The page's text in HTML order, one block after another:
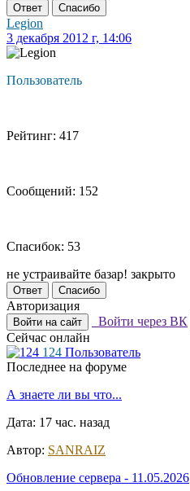
Ответ Спасибо
Legion
3 декабря 2012 г, 14:06
Пользователь
Рейтинг: 417
Сообщений: 152
Спасибок: 53
не устраивайте базар! закрыто
Ответ Спасибо
Авторизация
Войти на сайт Войти через ВК
Сейчас онлайн
124 Пользователь
Последнее на форуме
А знаете ли вы что...
Дата: 17 час. назад
Автор: SANRAIZ
Обновление сервера - 11.05.2026